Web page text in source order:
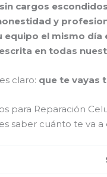
cargos escondidos
y
equipo el mismo día
en todas
claro: que te vayas
para Reparación
saber cuánto te va